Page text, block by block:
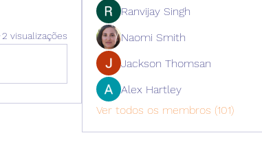
2 visualizações
Ranvijay Singh
Naomi Smith
Jackson Thomsan
Alex Hartley
Ver todos os membros (101)